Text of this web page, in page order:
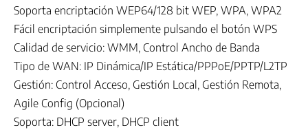
Soporta encriptación WEP64/128 bit WEP, WPA, WPA2
Fácil encriptación simplemente pulsando el botón WPS
Calidad de servicio: WMM, Control Ancho de Banda
Tipo de WAN: IP Dinámica/IP Estática/PPPoE/PPTP/L2TP
Gestión: Control Acceso, Gestión Local, Gestión Remota,
Agile Config (Opcional)
Soporta: DHCP server, DHCP client